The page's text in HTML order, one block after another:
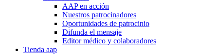
AAP en acción
Nuestros patrocinadores
Oportunidades de patrocinio
Difunda el mensaje
Editor médico y colaboradores
Tienda aap